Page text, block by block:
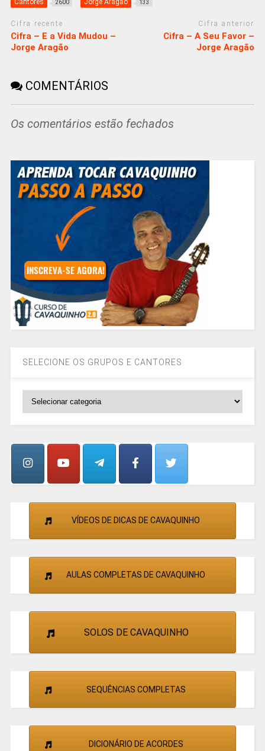
Cantores 2600 Jorge Aragão 133
Cifra recente
Cifra – E a Vida Mudou –
Jorge Aragão
Cifra anterior
Cifra – A Seu Favor –
Jorge Aragão
COMENTÁRIOS
Os comentários estão fechados
SELECIONE OS GRUPOS E CANTORES
CANTORES
VÍDEOS DE DICAS DE CAVAQUINHO
AULAS COMPLETAS DE CAVAQUINHO
SOLOS DE CAVAQUINHO
SEQUÊNCIAS COMPLETAS
DICIONÁRIO DE ACORDES